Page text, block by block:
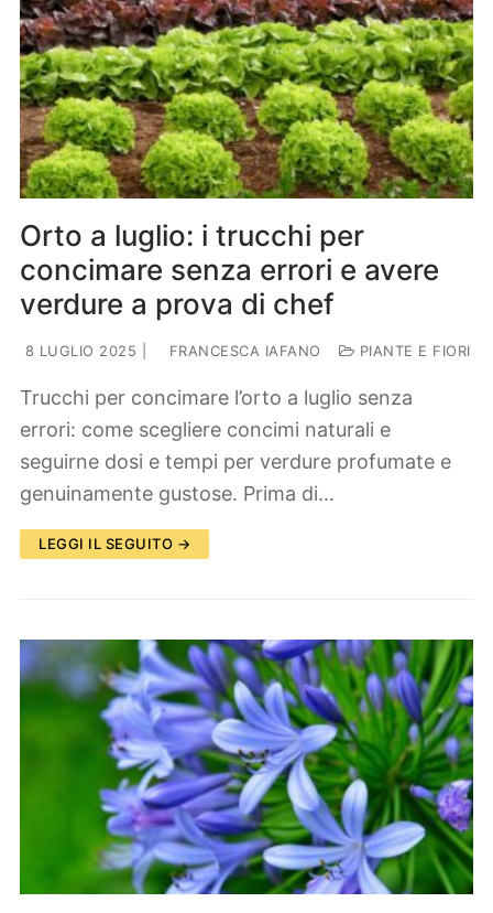
Orto a luglio: i trucchi per
concimare senza errori e avere
verdure a prova di chef
8 LUGLIO 2025 FRANCESCA IAFANO PIANTE E FIORI
Trucchi per concimare l’orto a luglio senza
errori: come scegliere concimi naturali e
seguirne dosi e tempi per verdure profumate e
genuinamente gustose. Prima di…
LEGGI IL SEGUITO →